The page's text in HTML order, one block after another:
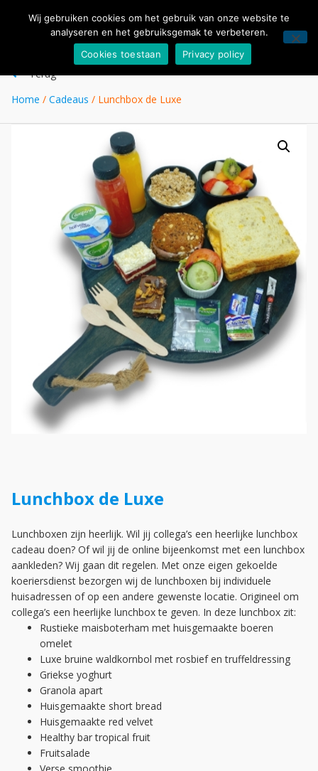
Terug
Home / Cadeaus / Lunchbox de Luxe
Lunchbox de Luxe
Lunchboxen zijn heerlijk. Wil jij collega’s een heerlijke lunchbox
cadeau doen? Of wil jij de online bijeenkomst met een lunchbox
aankleden? Wij gaan dit regelen. Met onze eigen gekoelde
koeriersdienst bezorgen wij de lunchboxen bij individuele
huisadressen of op een andere gewenste locatie. Origineel om
collega’s een heerlijke lunchbox te geven. In deze lunchbox zit:
Rustieke maisboterham met huisgemaakte boeren
omelet
Luxe bruine waldkornbol met rosbief en truffeldressing
Griekse yoghurt
Granola apart
Huisgemaakte short bread
Huisgemaakte red velvet
Healthy bar tropical fruit
Fruitsalade
Wij gebruiken cookies om het gebruik van onze website te
analyseren en het gebruiksgemak te verbeteren.
Cookies toestaan
Privacy policy